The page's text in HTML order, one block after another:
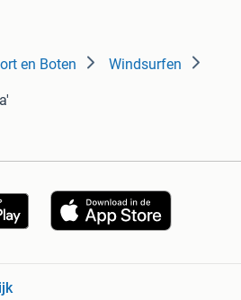
en Boten Windsurfen